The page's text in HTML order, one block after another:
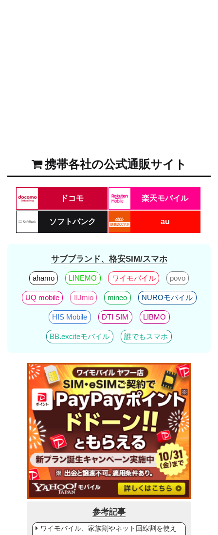
携帯各社の公式通販サイト
ドコモ 楽天モバイル
ソフトバンク au
サブブランド、格安SIM/スマホ
ahamo LINEMO ワイモバイル povo
UQ mobile IIJmio mineo NUROモバイル
HIS Mobile DTI SIM LIBMO
BB.exciteモバイル 誰でもスマホ
参考記事
ワイモバイル、家族割やネット回線割を使え